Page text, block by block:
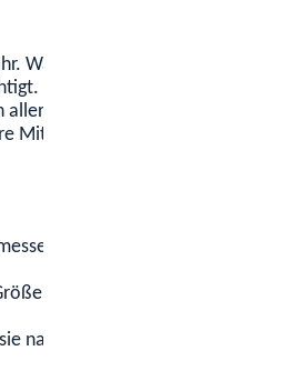
Während dieser Karenzzeit
Für jede weitere Person
ein Mitglied der
Mitglied der Bedarfsgemeinschaft
ist ein Kfz, sofern es den
von bis zu 140 m² ist kein
nach Bundesrecht ausdrücklich